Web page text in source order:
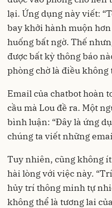
lại. Ứng dụng này viết:
bay khởi hành muộn
huống bất ngờ. Thế
được bất kỳ thông báo
phòng chờ là điều không
Email của chatbot hoàn
cầu mà Lou đề ra. Một
bình luận: “Đây là ứng
chúng ta viết những
Tuy nhiên, cũng không
hài lòng với việc này.
hủy trí thông minh tự
không thể là tương lai